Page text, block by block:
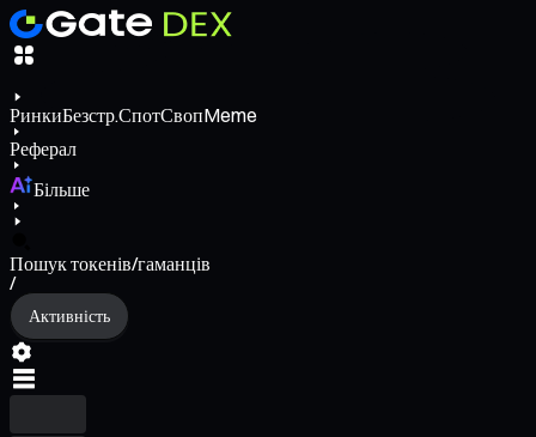
РинкиБезстр.СпотСвопMeme
Реферал
Більше
Пошук токенів/гаманців
/
Активність